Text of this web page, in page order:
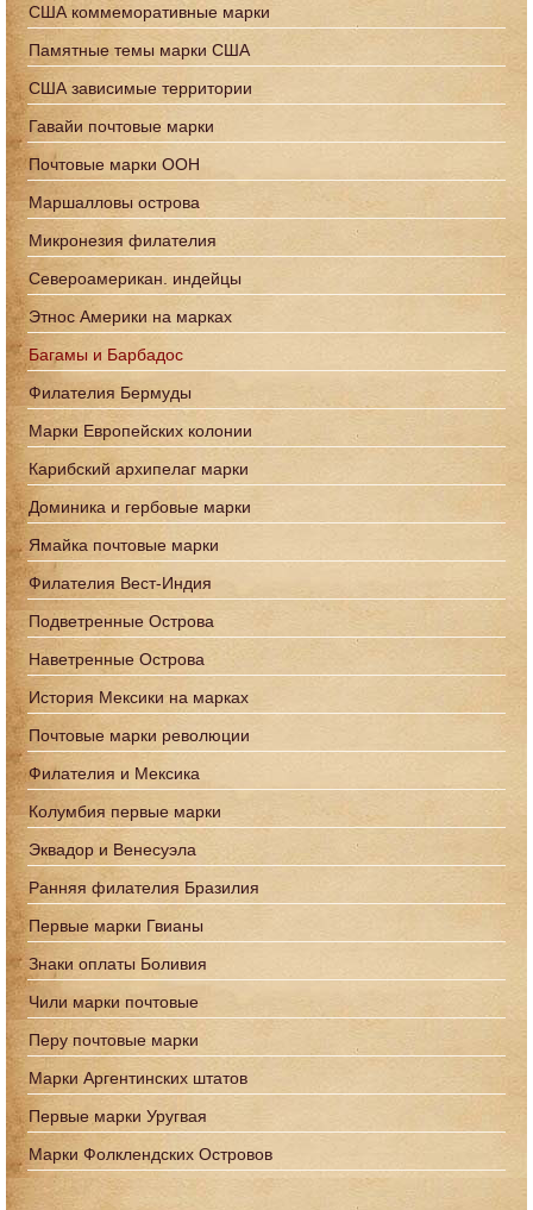
США коммеморативные марки
Памятные темы марки США
США зависимые территории
Гавайи почтовые марки
Почтовые марки ООН
Маршалловы острова
Микронезия филателия
Североамерикан. индейцы
Этнос Америки на марках
Багамы и Барбадос
Филателия Бермуды
Марки Европейских колонии
Карибский архипелаг марки
Доминика и гербовые марки
Ямайка почтовые марки
Филателия Вест-Индия
Подветренные Острова
Наветренные Острова
История Мексики на марках
Почтовые марки революции
Филателия и Мексика
Колумбия первые марки
Эквадор и Венесуэла
Ранняя филателия Бразилия
Первые марки Гвианы
Знаки оплаты Боливия
Чили марки почтовые
Перу почтовые марки
Марки Аргентинских штатов
Первые марки Уругвая
Марки Фолклендских Островов